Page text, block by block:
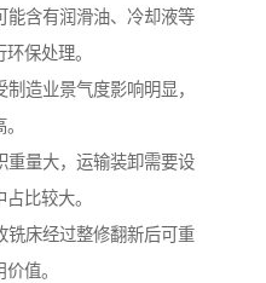
能含有润滑油、冷却液等
保处理。
造业景气度影响明显，
重量大，运输装卸需要设
比较大。
铣床经过整修翻新后可重
值。